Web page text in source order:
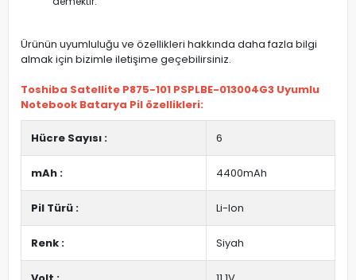
Ürünün uyumluluğu ve özellikleri hakkında daha fazla bilgi
almak için bizimle iletişime geçebilirsiniz.
Toshiba Satellite P875-101 PSPLBE-013004G3 Uyumlu
Notebook Batarya Pil özellikleri:
Hücre Sayısı : 6
mAh : 4400mAh
Pil Türü : Li-Ion
Renk : Siyah